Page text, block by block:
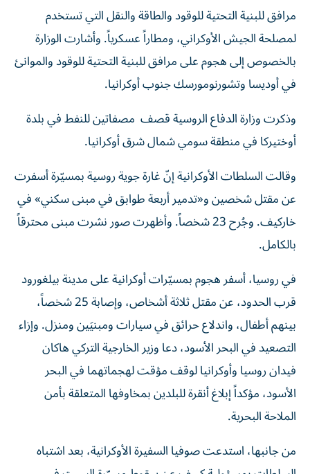
مرافق للبنية التحتية للوقود والطاقة والنقل التي تستخدم
لمصلحة الجيش الأوكراني، ومطاراً عسكرياً. وأشارت الوزارة
بالخصوص إلى هجوم على مرافق للبنية التحتية للوقود والموانئ
في أوديسا وتشورنومورسك جنوب أوكرانيا.
وذكرت ‌وزارة الدفاع الروسية قصف مصفاتين للنفط في بلدة
أوختيركا في منطقة سومي شمال شرق أوكرانيا.
وقالت السلطات الأوكرانية إنّ غارة جوية روسية بمسيّرة أسفرت
عن مقتل شخصين و«تدمير أربعة طوابق في مبنى سكني» في
خاركيف. وجُرح 23 شخصاً. وأظهرت صور نشرت مبنى محترقاً
بالكامل.
في روسيا، أسفر هجوم بمسيّرات أوكرانية على مدينة بيلغورود
قرب الحدود، عن مقتل ثلاثة أشخاص، وإصابة 25 شخصاً،
بينهم أطفال، واندلاع حرائق في سيارات ومبنيَين ومنزل. وإزاء
التصعيد في البحر الأسود، دعا وزير الخارجية التركي هاكان
فيدان روسيا وأوكرانيا لوقف مؤقت لهجماتهما في البحر
الأسود، مؤكداً إبلاغ أنقرة للبلدين بمخاوفها المتعلقة بأمن
الملاحة البحرية.
من جانبها، استدعت صوفيا السفيرة الأوكرانية، بعد اشتباه